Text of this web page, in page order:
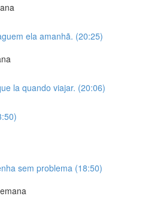
ela amanhã. (20:25)
la quando viajar. (20:06)
sem problema (18:50)